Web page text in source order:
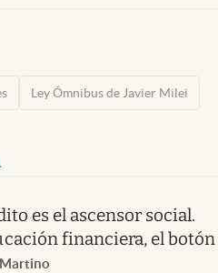
Ley Ómnibus de Javier Milei
es el ascensor social.
financiera, el botón